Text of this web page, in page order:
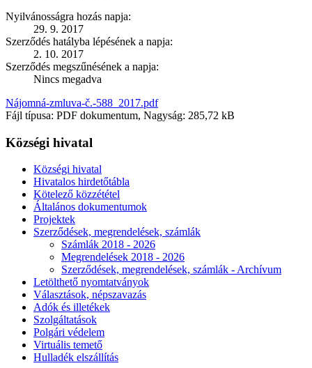
Nyilvánosságra hozás napja:
29. 9. 2017
Szerződés hatályba lépésének a napja:
2. 10. 2017
Szerződés megszűnésének a napja:
Nincs megadva
Nájomná-zmluva-č.-588_2017.pdf
Fájl típusa: PDF dokumentum, Nagyság: 285,72 kB
Községi hivatal
Községi hivatal
Hivatalos hirdetőtábla
Kötelező közzététel
Általános dokumentumok
Projektek
Szerződések, megrendelések, számlák
Számlák 2018 - 2026
Megrendelések 2018 - 2026
Szerződések, megrendelések, számlák - Archívum
Letölthető nyomtatványok
Választások, népszavazás
Adók és illetékek
Szolgáltatások
Polgári védelem
Virtuális temető
Hulladék elszállítás